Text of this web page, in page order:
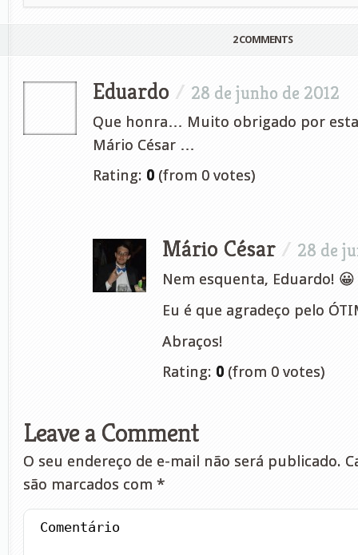
2 COMMENTS
Eduardo / 28 de junho de 2012
Que honra… Muito obrigado por
Mário César …
Rating: 0 (from 0 votes)
Mário César / 28 de
Nem esquenta, Eduardo! 😀
Eu é que agradeço pelo
Abraços!
Rating: 0 (from 0 votes)
Leave a Comment
O seu endereço de e-mail não será publicado.
são marcados com *